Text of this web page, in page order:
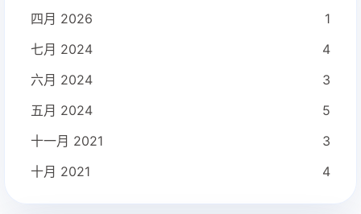
四月 2026
1
七月 2024
4
六月 2024
3
五月 2024
5
十一月 2021
3
十月 2021
4